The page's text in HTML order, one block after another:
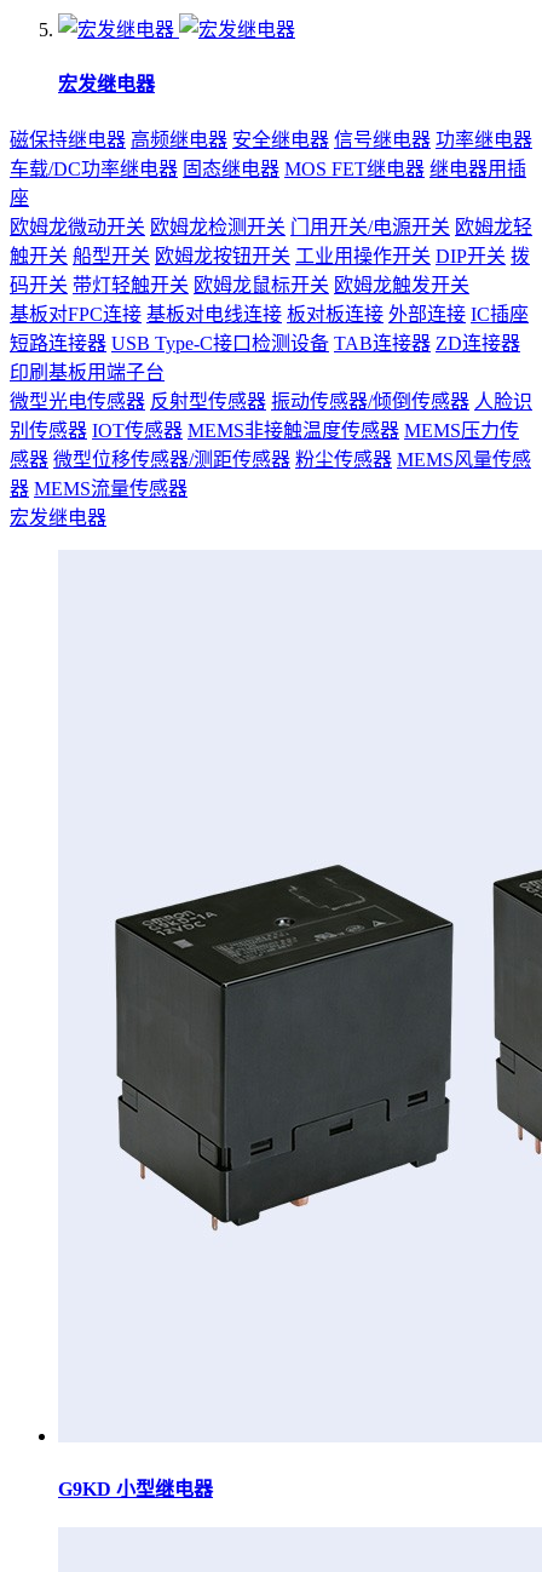
宏发继电器
磁保持继电器 高频继电器 安全继电器 信号继电器 功率继电器
车载/DC功率继电器 固态继电器 MOS FET继电器 继电器用插
座
欧姆龙微动开关 欧姆龙检测开关 门用开关/电源开关 欧姆龙轻
触开关 船型开关 欧姆龙按钮开关 工业用操作开关 DIP开关 拨
码开关 带灯轻触开关 欧姆龙鼠标开关 欧姆龙触发开关
基板对FPC连接 基板对电线连接 板对板连接 外部连接 IC插座
短路连接器 USB Type-C接口检测设备 TAB连接器 ZD连接器
印刷基板用端子台
微型光电传感器 反射型传感器 振动传感器/倾倒传感器 人脸识
别传感器 IOT传感器 MEMS非接触温度传感器 MEMS压力传
感器 微型位移传感器/测距传感器 粉尘传感器 MEMS风量传感
器 MEMS流量传感器
宏发继电器
G9KD 小型继电器